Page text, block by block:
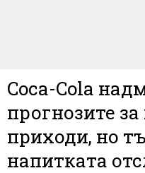
Coca-Cola
прогнозите
приходи, но
напитката